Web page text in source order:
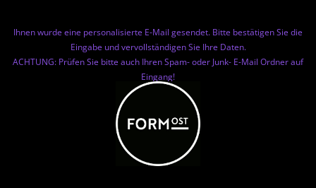
Ihnen wurde eine personalisierte E-Mail gesendet. Bitte bestätigen Sie die
Eingabe und vervollständigen Sie Ihre Daten.
ACHTUNG: Prüfen Sie bitte auch Ihren Spam- oder Junk- E-Mail Ordner auf
Eingang!